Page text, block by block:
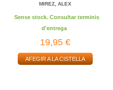
MIREZ, ALEX
Sense stock. Consultar terminis
d'entrega
19,95 €
AFEGIR A LA CISTELLA